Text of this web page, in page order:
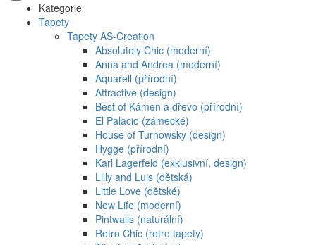
Kategorie
Tapety
Tapety AS-Creation
Absolutely Chic (moderní)
Anna and Andrea (moderní)
Aquarell (přírodní)
Attractive (design)
Best of Kámen a dřevo (přírodní)
El Palacio (zámecké)
House of Turnowsky (design)
Hygge (přírodní)
Karl Lagerfeld (exklusivní, design)
Lilly and Luis (dětská)
Little Love (dětské)
New Life (moderní)
Pintwalls (naturální)
Retro Chic (retro tapety)